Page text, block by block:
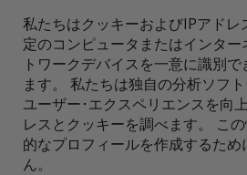
私たちはクッキーおよびIPアド
定のコンピュータまたはインター
トワークデバイスを一意に識別
ます。 私たちは独自の分析ソフト
ユーザー･エクスペリエンスを向
レスとクッキーを調べます。 こ
的なプロフィールを作成するた
ん。